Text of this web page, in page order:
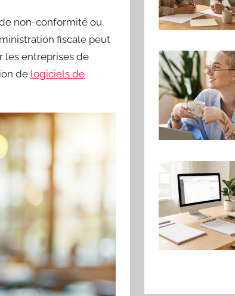
non-conformité ou
fiscale peut
les entreprises de
de logiciels de